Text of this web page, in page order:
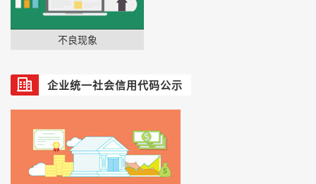
不良现象
企业统一社会信用代码公示